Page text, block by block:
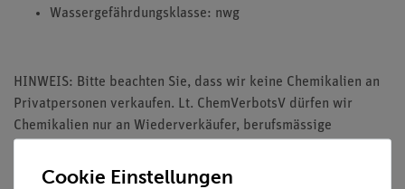
Wassergefährdungsklasse: nwg
HINWEIS: Bitte beachten Sie, dass wir keine Chemikalien an
Privatpersonen verkaufen. Lt. ChemVerbotsV dürfen wir
Chemikalien nur an Wiederverkäufer, berufsmässige
Lehranstalten abgeben.
Cookie Einstellungen